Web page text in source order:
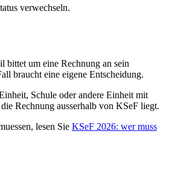
verwechseln.
bittet um eine Rechnung an sein
braucht eine eigene Entscheidung.
Schule oder andere Einheit mit
Rechnung ausserhalb von KSeF liegt.
lesen Sie KSeF 2026: wer muss